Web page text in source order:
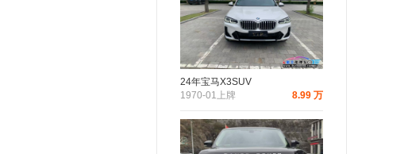
24年宝马X3SUV
1970-01上牌
8.99 万